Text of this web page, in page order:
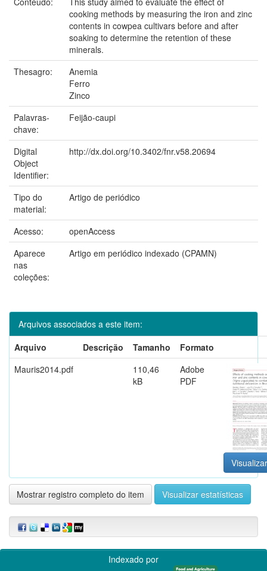
cooking methods by measuring the iron and zinc
contents in cowpea cultivars before and after
soaking to determine the retention of these
minerals.
Thesagro:
Anemia
Ferro
Zinco
Palavras-
chave:
Feijão-caupi
Digital
Object
Identifier:
http://dx.doi.org/10.3402/fnr.v58.20694
Tipo do
material:
Artigo de periódico
Acesso:
openAccess
Aparece
nas
coleções:
Artigo em periódico indexado (CPAMN)
Arquivos associados a este item:
Arquivo
Descrição Tamanho
Formato
Mauris2014.pdf
110,46
kB
Adobe
PDF
Mostrar registro completo do item Visualizar estatísticas
Indexado por